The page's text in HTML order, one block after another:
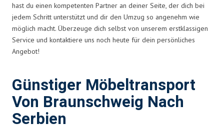
hast du einen kompetenten Partner an deiner Seite, der dich bei
jedem Schritt unterstützt und dir den Umzug so angenehm wie
möglich macht. Überzeuge dich selbst von unserem erstklassigen
Service und kontaktiere uns noch heute für dein persönliches
Angebot!
Günstiger Möbeltransport
Von Braunschweig Nach
Serbien